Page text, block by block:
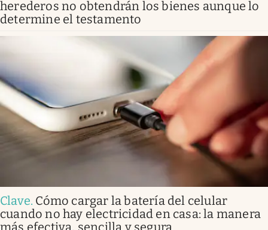
herederos no obtendrán los bienes aunque lo
determine el testamento
Clave. Cómo cargar la batería del celular
cuando no hay electricidad en casa: la manera
más efectiva, sencilla y segura